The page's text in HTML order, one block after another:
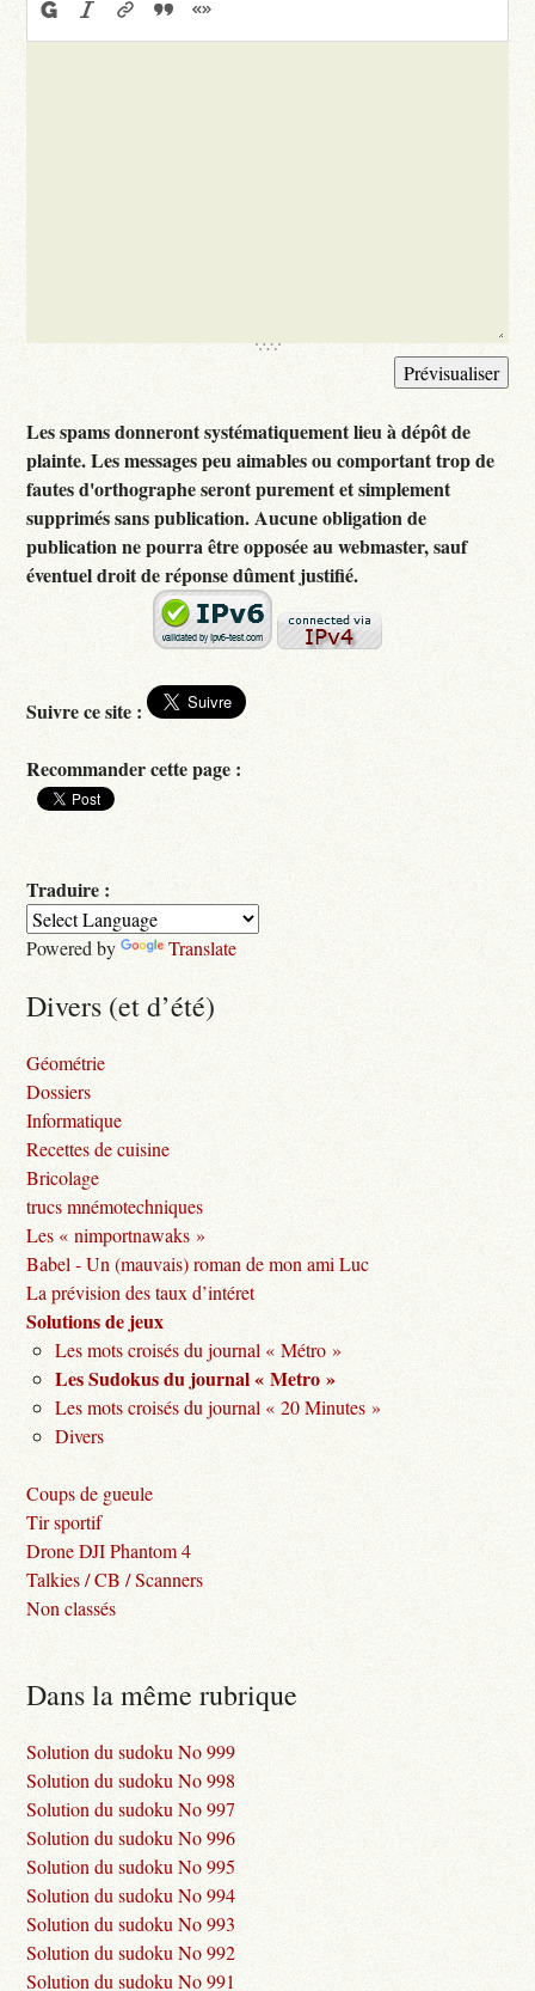
Les spams donneront systématiquement lieu à dépôt de
plainte. Les messages peu aimables ou comportant trop de
fautes d'orthographe seront purement et simplement
supprimés sans publication. Aucune obligation de
publication ne pourra être opposée au webmaster, sauf
éventuel droit de réponse dûment justifié.
Suivre ce site :
Recommander cette page :
Traduire :
Powered by Translate
Divers (et d’été)
Géométrie
Dossiers
Informatique
Recettes de cuisine
Bricolage
trucs mnémotechniques
Les « nimportnawaks »
Babel - Un (mauvais) roman de mon ami Luc
La prévision des taux d’intéret
Solutions de jeux
Les mots croisés du journal « Métro »
Les Sudokus du journal « Metro »
Les mots croisés du journal « 20 Minutes »
Divers
Coups de gueule
Tir sportif
Drone DJI Phantom 4
Talkies / CB / Scanners
Non classés
Dans la même rubrique
Solution du sudoku No 999
Solution du sudoku No 998
Solution du sudoku No 997
Solution du sudoku No 996
Solution du sudoku No 995
Solution du sudoku No 994
Solution du sudoku No 993
Solution du sudoku No 992
Solution du sudoku No 991